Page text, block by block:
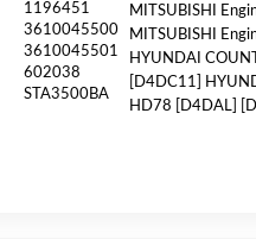
1196451
3610045500
3610045501
602038
STA3500BA
MITSUBISHI
MITSUBISHI
HYUNDAI
[D4DC11]
HD78 [D4DAL] [D4DB]